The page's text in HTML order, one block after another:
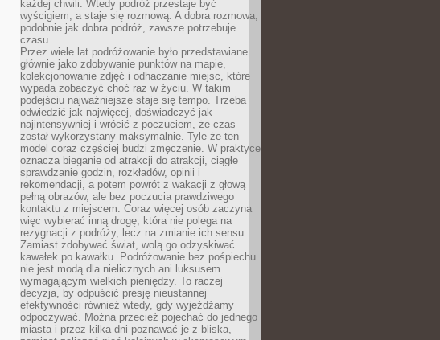
każdej chwili. Wtedy podróż przestaje być
wyścigiem, a staje się rozmową. A dobra rozmowa,
podobnie jak dobra podróż, zawsze potrzebuje
czasu.
Przez wiele lat podróżowanie było przedstawiane
głównie jako zdobywanie punktów na mapie,
kolekcjonowanie zdjęć i odhaczanie miejsc, które
wypada zobaczyć choć raz w życiu. W takim
podejściu najważniejsze staje się tempo. Trzeba
odwiedzić jak najwięcej, doświadczyć jak
najintensywniej i wrócić z poczuciem, że czas
został wykorzystany maksymalnie. Tyle że ten
model coraz częściej budzi zmęczenie. W praktyce
oznacza bieganie od atrakcji do atrakcji, ciągłe
sprawdzanie godzin, rozkładów, opinii i
rekomendacji, a potem powrót z wakacji z głową
pełną obrazów, ale bez poczucia prawdziwego
kontaktu z miejscem. Coraz więcej osób zaczyna
więc wybierać inną drogę, która nie polega na
rezygnacji z podróży, lecz na zmianie ich sensu.
Zamiast zdobywać świat, wolą go odzyskiwać
kawałek po kawałku. Podróżowanie bez pośpiechu
nie jest modą dla nielicznych ani luksusem
wymagającym wielkich pieniędzy. To raczej
decyzja, by odpuścić presję nieustannej
efektywności również wtedy, gdy wyjeżdżamy
odpoczywać. Można przecież pojechać do jednego
miasta i przez kilka dni poznawać je z bliska,